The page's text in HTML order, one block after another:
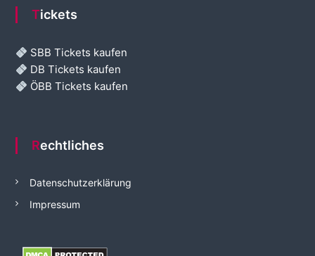
Tickets
SBB Tickets kaufen
DB Tickets kaufen
ÖBB Tickets kaufen
Rechtliches
Datenschutzerklärung
Impressum